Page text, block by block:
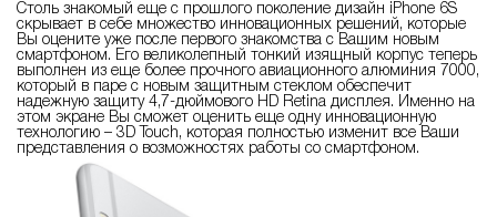
Столь знакомый еще с прошлого поколение дизайн iPhone 6S
скрывает в себе множество инновационных решений, которые
Вы оцените уже после первого знакомства с Вашим новым
смартфоном. Его великолепный тонкий изящный корпус теперь
выполнен из еще более прочного авиационного алюминия 7000,
который в паре с новым защитным стеклом обеспечит
надежную защиту 4,7-дюймового HD Retina дисплея. Именно на
этом экране Вы сможет оценить еще одну инновационную
технологию – 3D Touch, которая полностью изменит все Ваши
представления о возможностях работы со смартфоном.